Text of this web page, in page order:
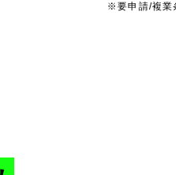
※要申請/複業